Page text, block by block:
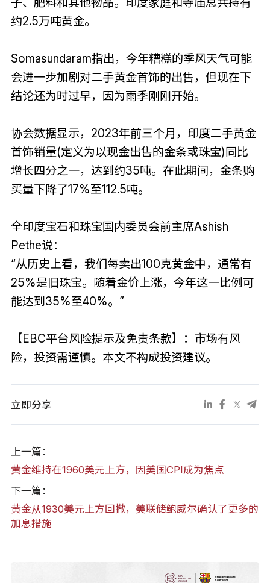
约2.5万吨黄金。
Somasundaram指出，今年糟糕的季风天气可能
会进一步加剧对二手黄金首饰的出售，但现在下
结论还为时过早，因为雨季刚刚开始。
协会数据显示，2023年前三个月，印度二手黄金
首饰销量(定义为以现金出售的金条或珠宝)同比
增长四分之一，达到约35吨。在此期间，金条购
买量下降了17%至112.5吨。
全印度宝石和珠宝国内委员会前主席Ashish
Pethe说：
“从历史上看，我们每卖出100克黄金中，通常有
25%是旧珠宝。随着金价上涨，今年这一比例可
能达到35%至40%。”
【EBC平台风险提示及免责条款】：市场有风
险，投资需谨慎。本文不构成投资建议。
立即分享
上一篇：
黄金维持在1960美元上方，因美国CPI成为焦点
下一篇：
黄金从1930美元上方回撤，美联储鲍威尔确认了更多的
加息措施